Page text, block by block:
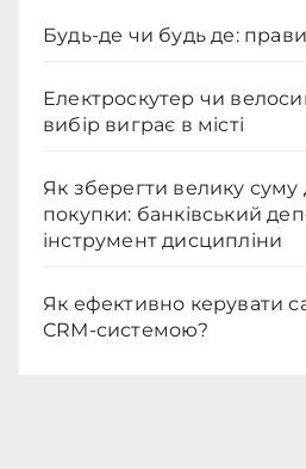
Будь-де чи будь де:
Електроскутер чи
вибір виграє в місті
Як зберегти велику суму
покупки: банківський
інструмент дисципліни
Як ефективно керувати
CRM-системою?